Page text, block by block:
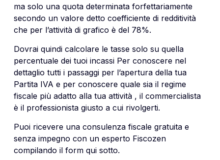
ma solo una quota determinata forfettariamente
secondo un valore detto coefficiente di redditività
che per l’attività di grafico è del 78%.
Dovrai quindi calcolare le tasse solo su quella
percentuale dei tuoi incassi Per conoscere nel
dettaglio tutti i passaggi per l’apertura della tua
Partita IVA e per conoscere quale sia il regime
fiscale più adatto alla tua attività , il commercialista
è il professionista giusto a cui rivolgerti.
Puoi ricevere una consulenza fiscale gratuita e
senza impegno con un esperto Fiscozen
compilando il form qui sotto.